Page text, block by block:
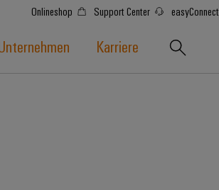
Onlineshop Support Center easyConnect
Karriere